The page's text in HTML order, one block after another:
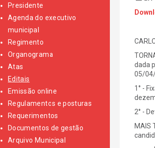
Presidente
Agenda do executivo
municipal
Regimento
Organograma
Atas
Editais
Emissão online
Regulamentos e posturas
Requerimentos
Documentos de gestão
Arquivo Municipal
dada
05/
1° -
2° -
MAIS